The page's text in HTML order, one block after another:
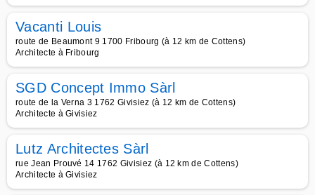
Vacanti Louis
route de Beaumont 9 1700 Fribourg (à 12 km de Cottens)
Architecte à Fribourg
SGD Concept Immo Sàrl
route de la Verna 3 1762 Givisiez (à 12 km de Cottens)
Architecte à Givisiez
Lutz Architectes Sàrl
rue Jean Prouvé 14 1762 Givisiez (à 12 km de Cottens)
Architecte à Givisiez